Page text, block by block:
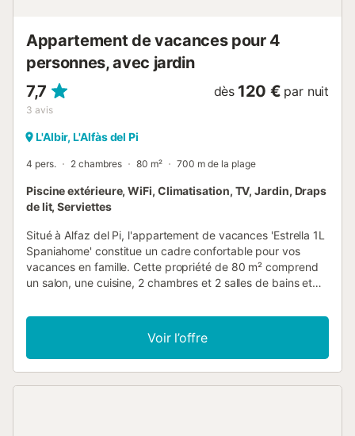
Appartement de vacances pour 4
personnes, avec jardin
7,7
3 avis
dès 120 € par nuit
L'Albir, L'Alfàs del Pi
4 pers. 2 chambres 80 m² 700 m de la plage
Piscine extérieure, WiFi, Climatisation, TV, Jardin, Draps
de lit, Serviettes
Situé à Alfaz del Pi, l'appartement de vacances 'Estrella 1L
Spaniahome' constitue un cadre confortable pour vos
vacances en famille. Cette propriété de 80 m² comprend
un salon, une cuisine, 2 chambres et 2 salles de bains et
comprennent le Wi-Fi, la climatisation, une machine à laver,
un lave-vaisselle et une télévision. Votre espace extérieur
privé comprend une terrasse couverte meublée pour les
repas. De plus, les clients ont accès à une piscine
Voir l’offre